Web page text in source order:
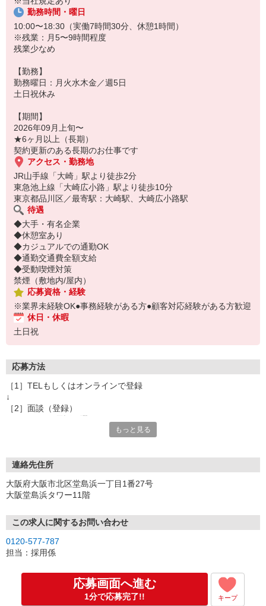
・資格はないけど働ける仕事を見つけたい
勤務時間・曜日
10:00〜18:30（実働7時間30分、休憩1時間）
※残業：月5〜9時間程度
残業少なめ
【勤務】
勤務曜日：月火水木金／週5日
土日祝休み
【期間】
2026年09月上旬〜
★6ヶ月以上（長期）
契約更新のある長期のお仕事です
アクセス・勤務地
JR山手線「大崎」駅より徒歩2分
東急池上線「大崎広小路」駅より徒歩10分
東京都品川区／最寄駅：大崎駅、大崎広小路駅
待遇
◆大手・有名企業
◆休憩室あり
◆カジュアルでの通勤OK
◆通勤交通費全額支給
◆受動喫煙対策
禁煙（敷地内/屋内）
応募資格・経験
※業界未経験OK●事務経験がある方●顧客対応経験がある方歓迎
休日・休暇
土日祝
応募方法
［1］TELもしくはオンラインで登録
↓
［2］面談（登録）
［3］お仕事の紹介
ご希望条件に合うお仕事があればその他のお仕事もご紹介
↓
就業にあたっての手続きを行います。
↓
［5］お仕事スタート
出勤初日は営業担当が同行するので
※ご応募のタイミングによっては募集が終了している場合もござい
もっと見る
連絡先住所
大阪府大阪市北区堂島浜一丁目1番27号
大阪堂島浜タワー11階
この求人に関するお問い合わせ
0120-577-787
担当：採用係
応募画面へ進む
1分で応募完了!! キープ